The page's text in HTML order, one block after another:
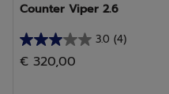
Counter Viper 2.6
3.0 (4)
3.0
em
€ 320,00